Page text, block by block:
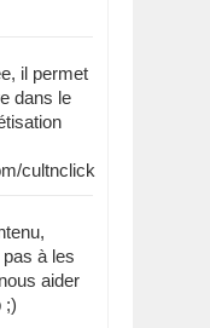
il permet
dans le
cultnclick
à les
aider
;)